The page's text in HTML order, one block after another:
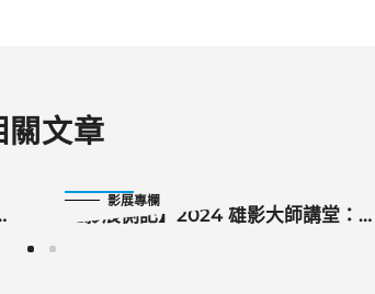
關文章
影展專欄
【影展側記】2024 雄影大師講堂：